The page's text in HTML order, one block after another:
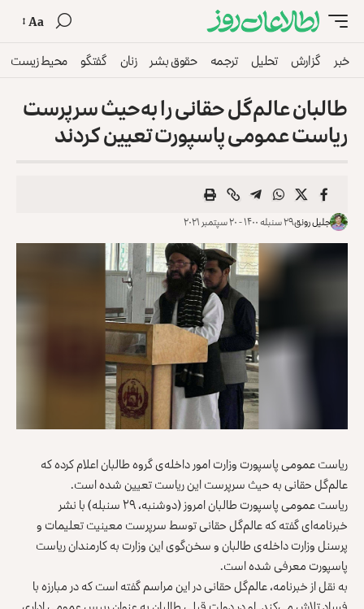
Aa
خبر گزارش تحلیل ترجمه حقوق بشر زنان گفتگو محیط زیست
طالبان عالم‌گل حقانی را به‌حیث سرپرست
ریاست عمومی پاسپورت تعیین کردند
جلیل رونق۲۹ سنبله ۱۴۰۰ - ۲۰ سپتمبر ۲۰۲۱
ریاست عمومی پاسپورت وزارت امور داخله‌ی گروه طالبان اعلام کرده که
عالم‌گل حقانی به حیث سرپرست این ریاست تعیین شده است.
ریاست عمومی پاسپورت طالبان امروز (دوشنبه، ۲۹ سنبله) با نشر
خبرنامه‌ای گفته که عالم‌گل حقانی توسط سرپرست معینیت تعلیمات و
پرسنل وزارت داخله‌ی طالبان و سخن‌گوی این وزارت به کارمندان ریاست
پاسپورت معرفی شده است.
به نقل از خبرنامه، عالم‌گل حقانی در این مراسم گفته است که در مبارزه با